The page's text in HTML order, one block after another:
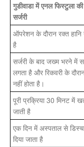
गुडीवाडा में एनल फिस्टुला
सर्जरी
ऑपरेशन के दौरान रक्त हानि
है
सर्जरी के बाद जख्म भरने में
लगता है और रिकवरी के
नहीं होता है।
पूरी प्रक्रिया 30 मिनट में
जाती है
एक दिन में अस्पताल से
दिया जाता है